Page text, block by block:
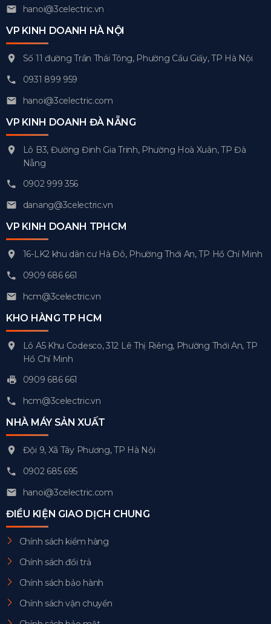
hanoi@3celectric.vn
VP KINH DOANH HÀ NỘI
Số 11 đường Trần Thái Tông, Phường Cầu Giấy, TP Hà Nội
0931 899 959
hanoi@3celectric.com
VP KINH DOANH ĐÀ NẴNG
Lô B3, Đường Đinh Gia Trinh, Phường Hoà Xuân, TP Đà
Nẵng
0902 999 356
danang@3celectric.vn
VP KINH DOANH TPHCM
16-LK2 khu dân cư Hà Đô, Phường Thới An, TP Hồ Chí Minh
0909 686 661
hcm@3celectric.vn
KHO HÀNG TP HCM
Lô A5 Khu Codesco, 312 Lê Thị Riêng, Phường Thới An, TP
Hồ Chí Minh
0909 686 661
hcm@3celectric.vn
NHÀ MÁY SẢN XUẤT
Đội 9, Xã Tây Phương, TP Hà Nội
0902 685 695
hanoi@3celectric.com
ĐIỀU KIỆN GIAO DỊCH CHUNG
Chính sách kiểm hàng
Chính sách đổi trả
Chính sách bảo hành
Chính sách vận chuyển